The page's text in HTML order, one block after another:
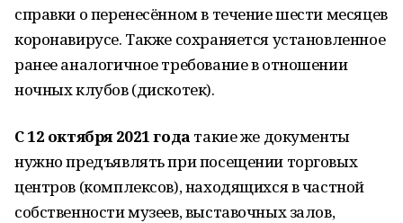
справки о перенесённом в течение шести месяцев
коронавирусе. Также сохраняется установленное
ранее аналогичное требование в отношении
ночных клубов (дискотек).
С 12 октября 2021 года такие же документы
нужно предъявлять при посещении торговых
центров (комплексов), находящихся в частной
собственности музеев, выставочных залов,